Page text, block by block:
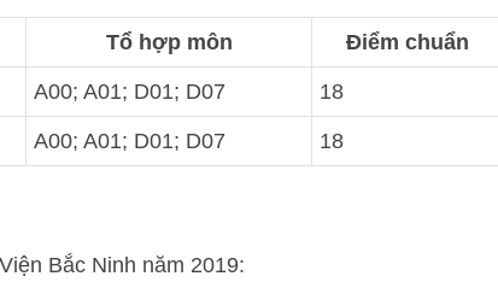
Tổ hợp môn Điểm chuẩn
A00; A01; D01; D07 18
A00; A01; D01; D07 18
Bắc Ninh năm 2019: